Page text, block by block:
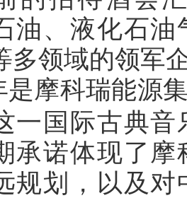
油、液化石
多领域的领军
是摩科瑞能源
一国际古典
承诺体现了
规划，以及